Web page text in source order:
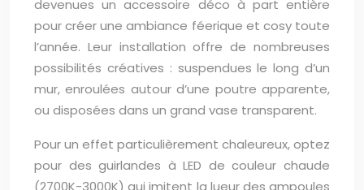
devenues un accessoire déco à part entière
pour créer une ambiance féerique et cosy toute
l’année. Leur installation offre de nombreuses
possibilités créatives : suspendues le long d’un
mur, enroulées autour d’une poutre apparente,
ou disposées dans un grand vase transparent.
Pour un effet particulièrement chaleureux, optez
pour des guirlandes à LED de couleur chaude
(2700K-3000K) qui imitent la lueur des ampoules